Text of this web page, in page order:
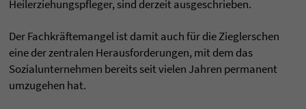
Heilerziehungspfleger, sind derzeit ausgeschrieben.
Der Fachkräftemangel ist damit auch für die Zieglerschen
eine der zentralen Herausforderungen, mit dem das
Sozialunternehmen bereits seit vielen Jahren permanent
umzugehen hat.